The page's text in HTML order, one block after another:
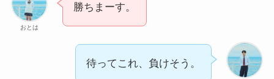
おとは
勝ちまーす。
待ってこれ、負けそう。